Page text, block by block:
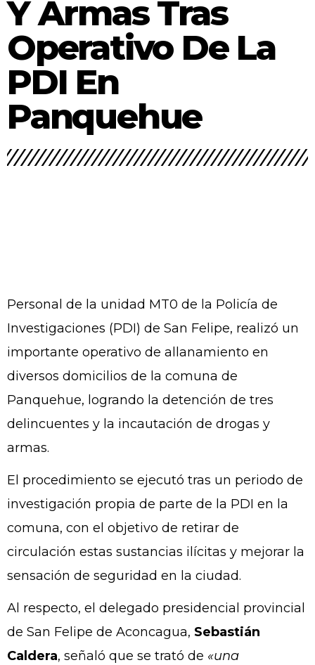
Dirigentes de La Troya valoran avances en tramitación
para conexión domiciliaria del proyecto de alcantarillado
Y Armas Tras
Operativo De La
PDI En
Panquehue
Personal de la unidad MT0 de la Policía de
Investigaciones (PDI) de San Felipe, realizó un
importante operativo de allanamiento en
diversos domicilios de la comuna de
Panquehue, logrando la detención de tres
delincuentes y la incautación de drogas y
armas.
El procedimiento se ejecutó tras un periodo de
investigación propia de parte de la PDI en la
comuna, con el objetivo de retirar de
circulación estas sustancias ilícitas y mejorar la
sensación de seguridad en la ciudad.
Al respecto, el delegado presidencial provincial
de San Felipe de Aconcagua, Sebastián
Caldera, señaló que se trató de «una